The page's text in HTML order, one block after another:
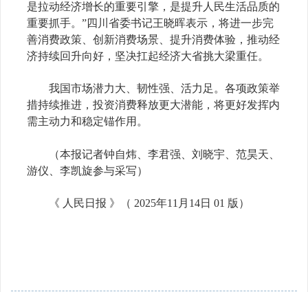
是拉动经济增长的重要引擎，是提升人民生活品质的
重要抓手。”四川省委书记王晓晖表示，将进一步完
善消费政策、创新消费场景、提升消费体验，推动经
济持续回升向好，坚决扛起经济大省挑大梁重任。
我国市场潜力大、韧性强、活力足。各项政策举
措持续推进，投资消费释放更大潜能，将更好发挥内
需主动力和稳定锚作用。
（本报记者钟自炜、李君强、刘晓宇、范昊天、
游仪、李凯旋参与采写）
《 人民日报 》（ 2025年11月14日 01 版）